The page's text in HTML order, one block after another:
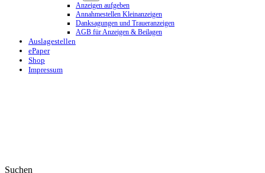
Anzeigen aufgeben
Annahmestellen Kleinanzeigen
Danksagungen und Traueranzeigen
AGB für Anzeigen & Beilagen
Auslagestellen
ePaper
Shop
Impressum
Suchen